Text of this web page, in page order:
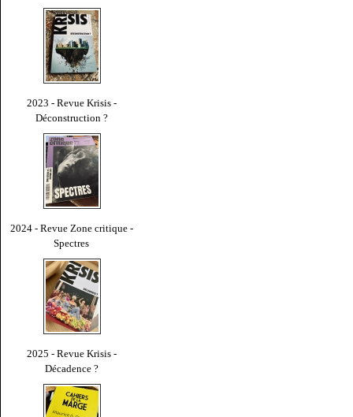
2023 - Revue Krisis -
Déconstruction ?
2024 - Revue Zone critique -
Spectres
2025 - Revue Krisis -
Décadence ?